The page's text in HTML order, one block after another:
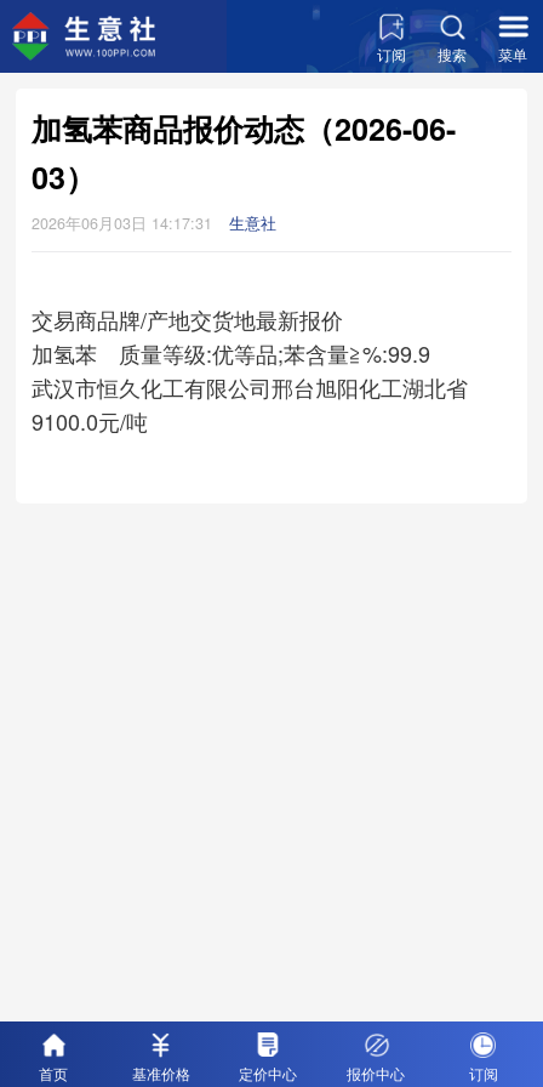
订阅 搜索 菜单
加氢苯商品报价动态（2026-06-
03）
2026年06月03日 14:17:31 生意社
交易商品牌/产地交货地最新报价
加氢苯 质量等级:优等品;苯含量≧%:99.9
武汉市恒久化工有限公司邢台旭阳化工湖北省
9100.0元/吨
首页 基准价格 定价中心 报价中心 订阅